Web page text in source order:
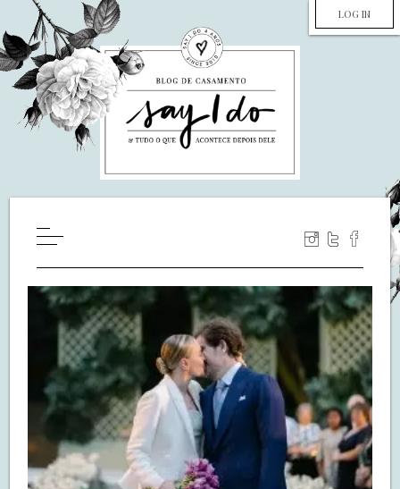
LOG IN
WILL YOU MARRY ME?
LUA DE MEL
COZINHA
DECORAÇÃO
DE NOIVA PRA NOIVA
S.O.S CASADAS
FALE COM O SAY I DO